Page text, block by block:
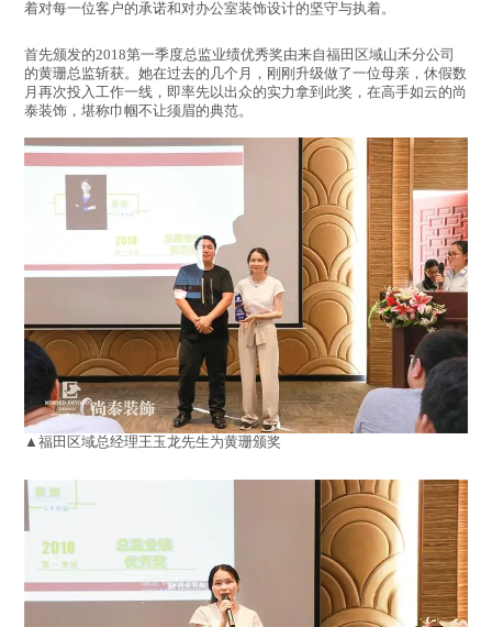
着对每一位客户的承诺和对办公室装饰设计的坚守与执着。
首先颁发的2018第一季度总监业绩优秀奖由来自福田区域山禾分公司
的黄珊总监斩获。她在过去的几个月，刚刚升级做了一位母亲，休假数
月再次投入工作一线，即率先以出众的实力拿到此奖，在高手如云的尚
泰装饰，堪称巾帼不让须眉的典范。
▲福田区域总经理王玉龙先生为黄珊颁奖